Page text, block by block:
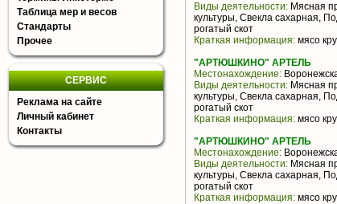
Таблица мер и весов
Стандарты
Прочее
СЕРВИС
Реклама на сайте
Личный кабинет
Контакты
Виды деятельности: Мясная
культуры, Свекла сахарная,
рогатый скот
Краткая информация: мясо
"АРТЮШКИНО" АРТЕЛЬ
Местонахождение:
Виды деятельности: Мясная
культуры, Свекла сахарная,
рогатый скот
Краткая информация: мясо
"АРТЮШКИНО" АРТЕЛЬ
Местонахождение:
Виды деятельности: Мясная
культуры, Свекла сахарная,
рогатый скот
Краткая информация: мясо